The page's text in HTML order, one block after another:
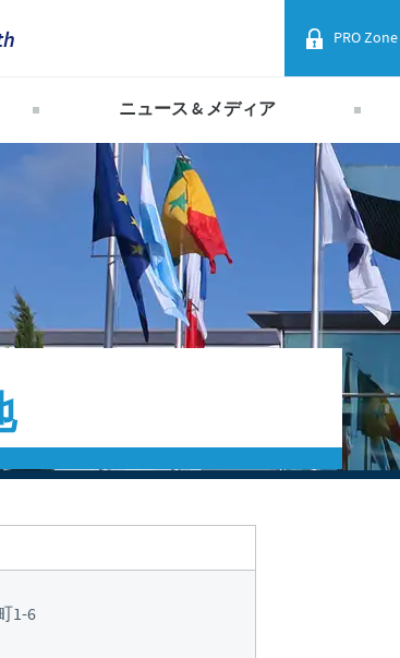
PRO Zone
Website
Germany
Greece
Hungary
Indonesia
Korea
プ製品一覧
ニュース & メディア
2026年
2025年
2024年
2023年
2022年
2019年
1-6